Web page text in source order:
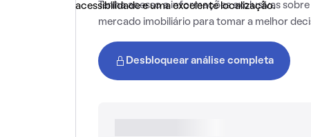
acessibilidade e uma excelente localização.
Tenha acesso a informações exclusivas sobre
mercado imobiliário para tomar a melhor
Desbloquear análise completa